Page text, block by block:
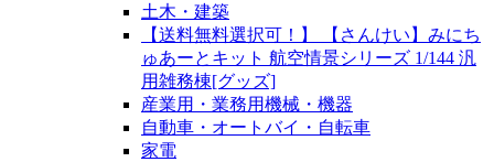
土木・建築
【送料無料選択可！】 【さんけい】みにち
ゅあーとキット 航空情景シリーズ 1/144 汎
用雑務棟[グッズ]
産業用・業務用機械・機器
自動車・オートバイ・自転車
家電